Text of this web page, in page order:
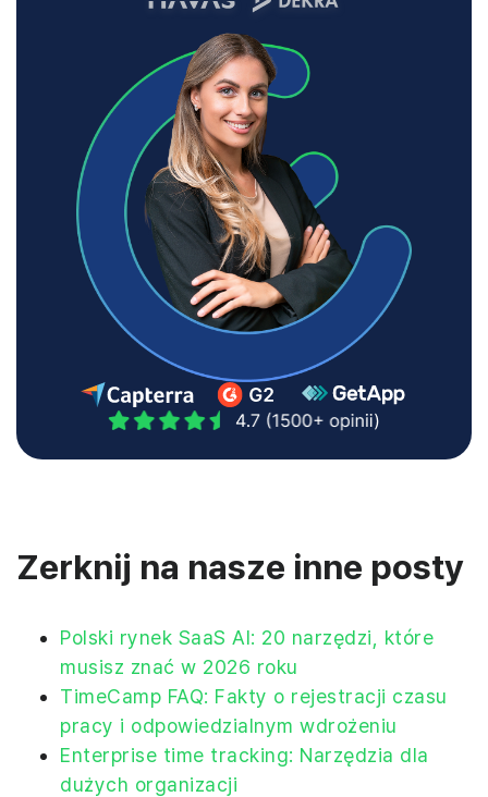
Zerknij na nasze inne posty
Polski rynek SaaS AI: 20 narzędzi, które
musisz znać w 2026 roku
TimeCamp FAQ: Fakty o rejestracji czasu
pracy i odpowiedzialnym wdrożeniu
Enterprise time tracking: Narzędzia dla
dużych organizacji